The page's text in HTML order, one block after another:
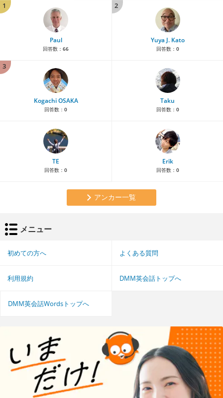
1
Paul
回答数： 66
2
Yuya J. Kato
回答数： 0
3
Kogachi OSAKA
回答数： 0
Taku
回答数： 0
TE
回答数： 0
Erik
回答数： 0
アンカー一覧
メニュー
初めての方へ よくある質問
利用規約 DMM英会話トップへ
DMM英会話Wordsトップへ